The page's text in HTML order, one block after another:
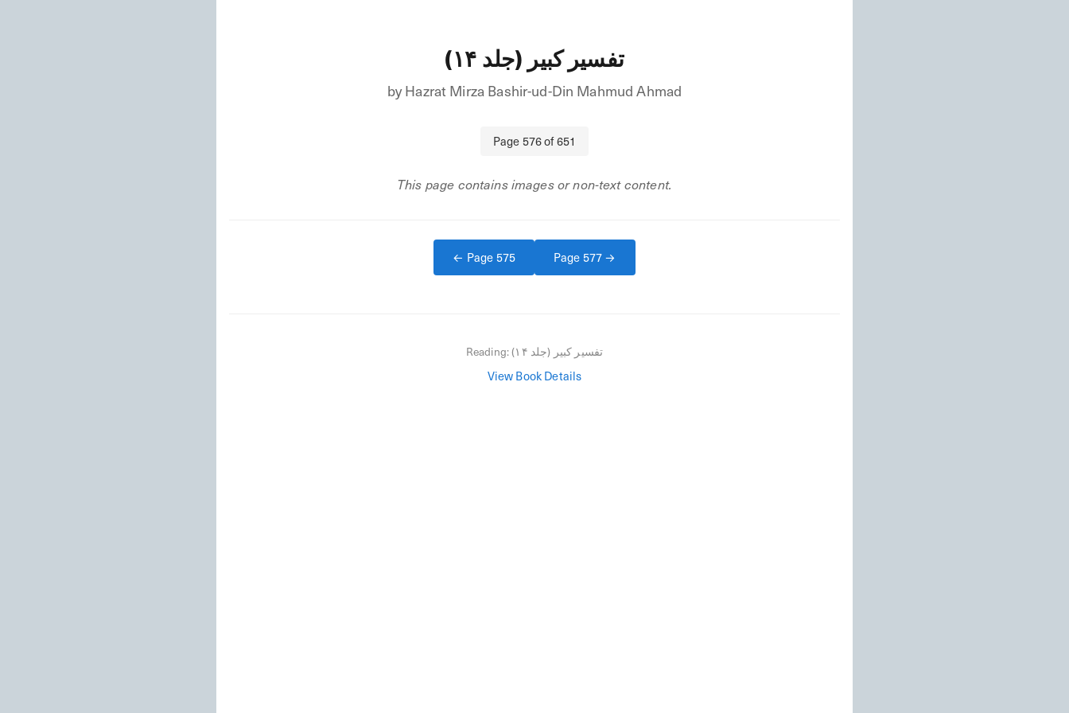
تفسیر کبیر (جلد ۱۴)
byHazrat Mirza Bashir-ud-Din Mahmud Ahmad
Page 576of651
This page contains images or non-text content.
← Page 575 Page 577 →
Reading: تفسیر کبیر (جلد ۱۴)
View Book Details